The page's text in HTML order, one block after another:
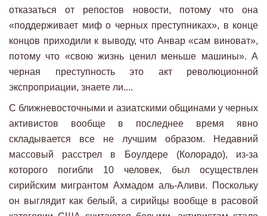
отказаться от репостов новости, потому что она
«поддерживает миф о черных преступниках», в конце
концов приходили к выводу, что Анвар «сам виноват»,
потому что «свою жизнь ценил меньше машины». А
черная преступность это акт революционной
экспроприации, знаете ли....
С ближневосточными и азиатскими общинами у черных
активистов вообще в последнее время явно
складывается все не лучшим образом. Недавний
массовый расстрел в Боулдере (Колорадо), из-за
которого погибли 10 человек, был осуществлен
сирийским мигрантом Ахмадом аль-Аливи. Поскольку
он выглядит как белый, а сирийцы вообще в расовой